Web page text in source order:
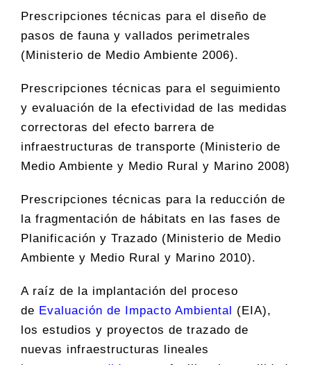
Prescripciones técnicas para el diseño de
pasos de fauna y vallados perimetrales
(Ministerio de Medio Ambiente 2006).
Prescripciones técnicas para el seguimiento
y evaluación de la efectividad de las medidas
correctoras del efecto barrera de
infraestructuras de transporte (Ministerio de
Medio Ambiente y Medio Rural y Marino 2008)
Prescripciones técnicas para la reducción de
la fragmentación de hábitats en las fases de
Planificación y Trazado (Ministerio de Medio
Ambiente y Medio Rural y Marino 2010).
A raíz de la implantación del proceso
de Evaluación de Impacto Ambiental
(EIA),
los estudios y proyectos de trazado de
nuevas infraestructuras lineales